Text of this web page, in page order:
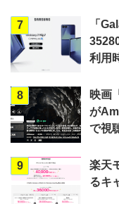
7
「
利用
8
映画
が
で視
9
楽天
るキ